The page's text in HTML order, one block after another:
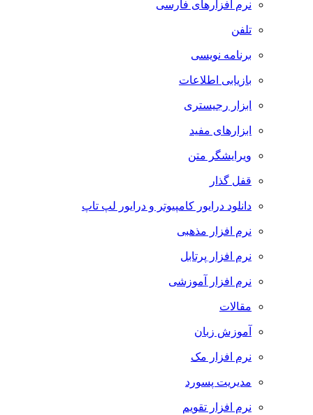
نرم افزارهای فارسی
تلفن
برنامه نویسی
بازیابی اطلاعات
ابزار رجیستری
ابزارهای مفید
ویرایشگر متن
قفل گذار
دانلود درایور کامپیوتر و درایور لپ تاپ
نرم افزار مذهبی
نرم افزار پرتابل
نرم افزار آموزشی
مقالات
آموزش زبان
نرم افزار مک
مدیریت پسورد
نرم افزار تقویم